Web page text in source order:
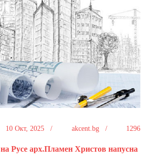
10 Окт, 2025 / akcent.bg / 1296
Русе арх.Пламен Христов напусна